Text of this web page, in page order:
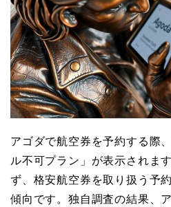
アゴダで航空券を予約する際
ル不可プラン」が表示されま
ず、格安航空券を取り扱う予
傾向です。独自調査の結果、